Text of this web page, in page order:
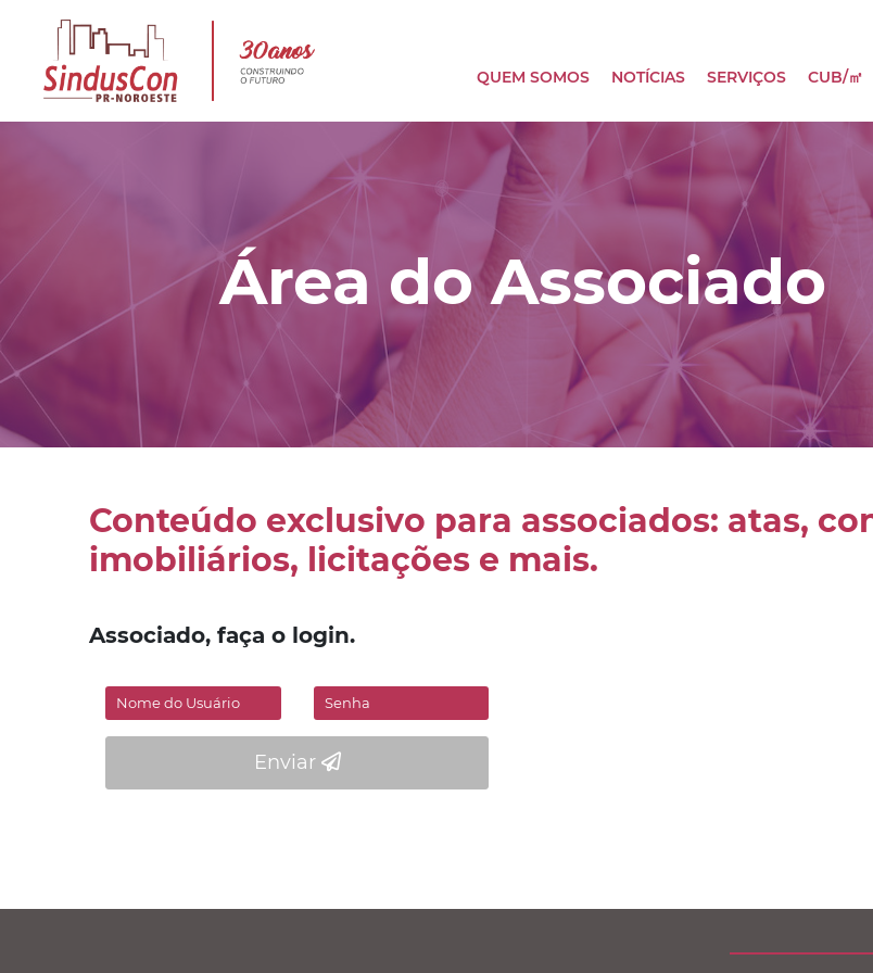
QUEM SOMOS NOTÍCIAS SERVIÇOS CUB/㎡
Área do Associado
Conteúdo exclusivo para associados: atas,
imobiliários, licitações e mais.
Associado, faça o login.
Enviar